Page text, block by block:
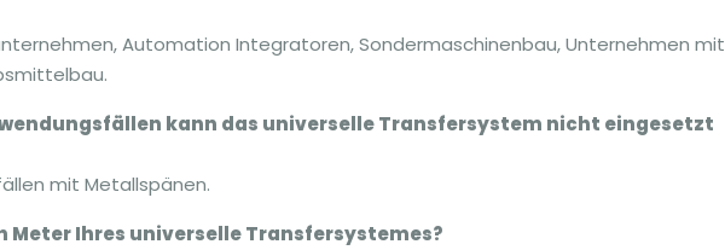
Automation Integratoren, Sondermaschinenbau, Unternehmen mit
kann das universelle Transfersystem nicht eingesetzt
mit Metallspänen.
Meter Ihres universelle Transfersystemes?